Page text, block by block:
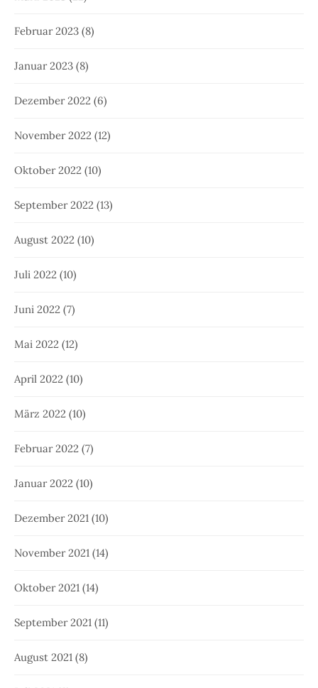
Februar 2023 (8)
Januar 2023 (8)
Dezember 2022 (6)
November 2022 (12)
Oktober 2022 (10)
September 2022 (13)
August 2022 (10)
Juli 2022 (10)
Juni 2022 (7)
Mai 2022 (12)
April 2022 (10)
März 2022 (10)
Februar 2022 (7)
Januar 2022 (10)
Dezember 2021 (10)
November 2021 (14)
Oktober 2021 (14)
September 2021 (11)
August 2021 (8)